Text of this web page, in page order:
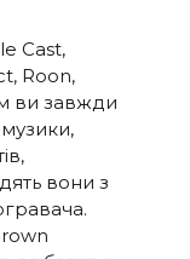
Cast,
Roon,
ви завжди
вони з